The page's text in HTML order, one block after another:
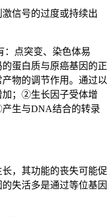
信号的过度或持续出
：点突变、染色体易
蛋白质与原癌基因的正
物的调节作用。通过以
；②生长因子受体增
生与DNA结合的转录
，其功能的丧失可能促
失活多是通过等位基因